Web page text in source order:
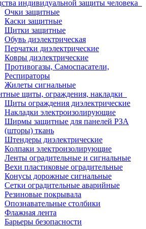
индивидуальной защиты человека
Очки защитные
Каски защитные
Щитки защитные
Обувь диэлектрическая
Перчатки диэлектрические
Ковры диэлектрические
Противогазы, Самоспасатели,
Респираторы
Жилеты сигнальные
щиты, ограждения, накладки
Щиты ограждения диэлектрические
Накладки электроизолирующие
Ширмы защитные для панелей РЗА
(шторы) ткань
Штендеры диэлектрические
Колпаки электроизолирующие
Ленты оградительные и сигнальные
Вехи пластиковые оградительные
Конусы дорожные сигнальные
Сетки оградительные аварийные
Резиновые покрывала
Опознавательные столбики
Флажная лента
Барьеры безопасности